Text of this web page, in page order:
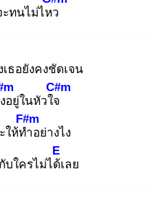
ะทนไม่ไหว
เธอยังคงชัดเจน
อยู่ในหัวใจ
C#m
ให้ทำ
F#m
อย่างไง
บใครไม่ได้เ
E
ลย